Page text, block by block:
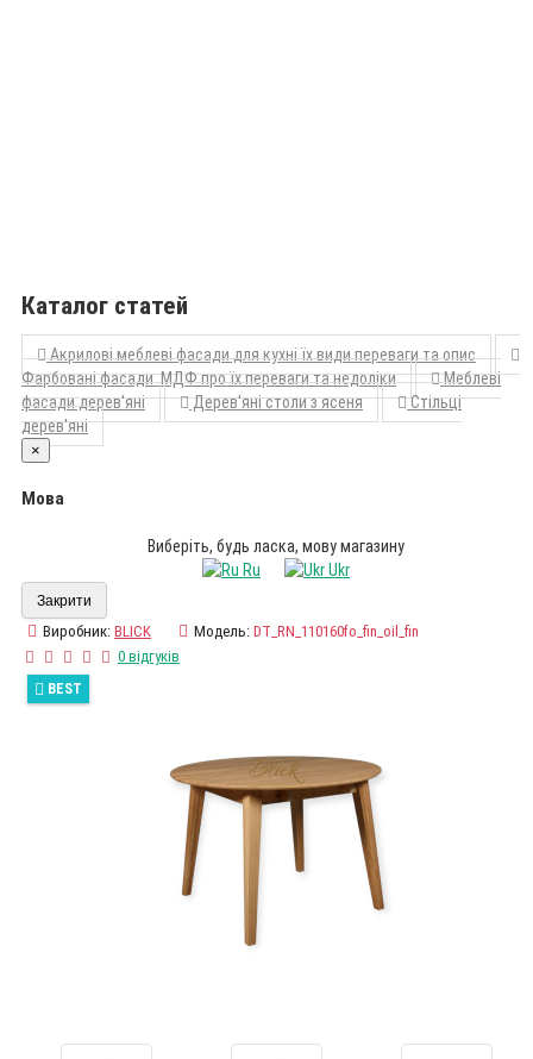
Каталог статей
Акрилові меблеві фасади для кухні їх види переваги та опис
Фарбовані фасади МДФ про їх переваги та недоліки
Меблеві
фасади дерев'яні
Дерев'яні столи з ясеня
Стільці
дерев'яні
×
Мова
Виберіть, будь ласка, мову магазину
Ru
Ukr
Закрити
Виробник: BLICK Модель: DT_RN_110160fo_fin_oil_fin
0 відгуків
BEST